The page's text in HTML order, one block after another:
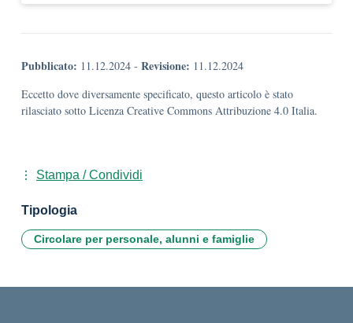
Pubblicato: 11.12.2024 - Revisione: 11.12.2024
Eccetto dove diversamente specificato, questo articolo è stato
rilasciato sotto Licenza Creative Commons Attribuzione 4.0 Italia.
Stampa / Condividi
Tipologia
Circolare per personale, alunni e famiglie